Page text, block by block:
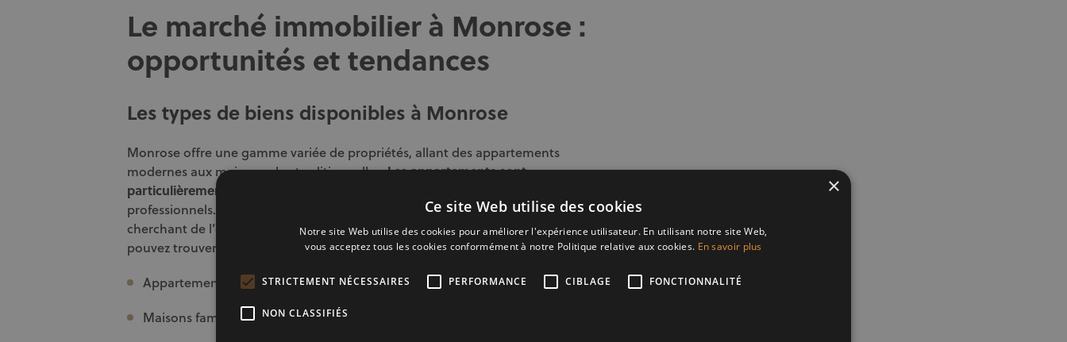
Le marché immobilier à Monrose :
opportunités et tendances
Les types de biens disponibles à Monrose
Monrose offre une gamme variée de propriétés, allant des appartements
modernes aux maisons plus traditionnelles.Les appartements sont
particulièrement populaires
professionnels. Les maisons individuelles, quant à elles, attirent les familles
cherchant de l’espace supplémentaire. Voici quelques types de biens que vous
pouvez trouver :
Appartements neufs et rénovés
Maisons familiales avec jardin
×
Ce site Web utilise des cookies
Notre site Web utilise des cookies pour améliorer l'expérience utilisateur. En utilisant notre site Web,
vous acceptez tous les cookies conformément à notre Politique relative aux cookies. En savoir plus
STRICTEMENT NÉCESSAIRES PERFORMANCE CIBLAGE FONCTIONNALITÉ
NON CLASSIFIÉS